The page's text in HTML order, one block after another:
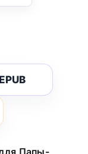
Папы-